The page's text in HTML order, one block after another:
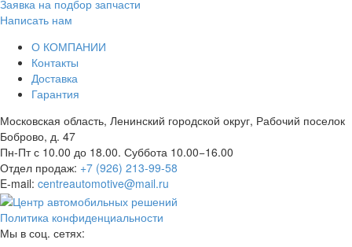
Заявка на подбор запчасти
Написать нам
О КОМПАНИИ
Контакты
Доставка
Гарантия
Московская область, Ленинский городской округ, Рабочий поселок
Боброво, д. 47
Пн-Пт с 10.00 до 18.00. Суббота 10.00−16.00
Отдел продаж: +7 (926) 213-99-58
E-mail: centreautomotive@mail.ru
Политика конфиденциальности
Мы в соц. сетях: